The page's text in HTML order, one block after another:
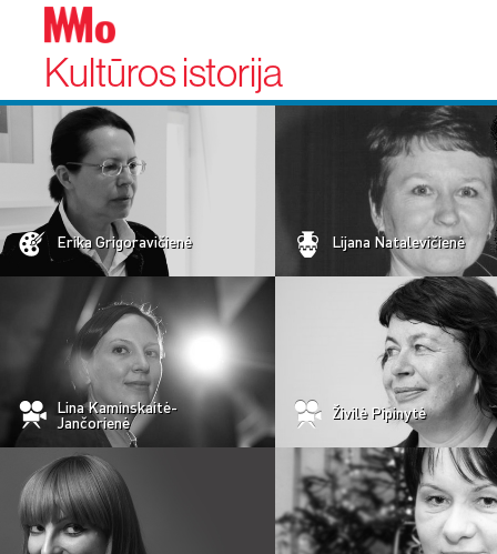
Kultūros istorija
Erika Grigoravičienė Lijana Natalevičienė
Lina Kaminskaitė-
Jančorienė Živilė Pipinytė